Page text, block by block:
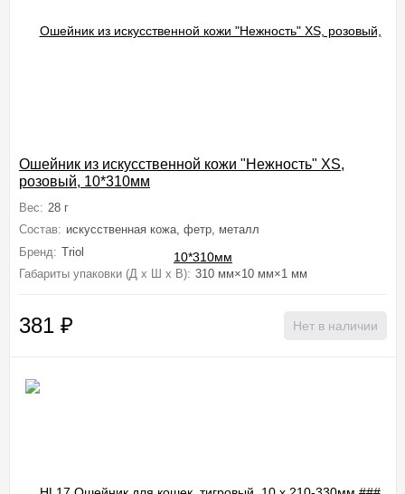
Ошейник из искусственной кожи "Нежность" XS,
розовый, 10*310мм
Вес: 28 г
Состав: искусственная кожа, фетр, металл
Бренд: Triol
Габариты упаковки (Д х Ш х В): 310 мм×10 мм×1 мм
381 ₽ Нет в наличии